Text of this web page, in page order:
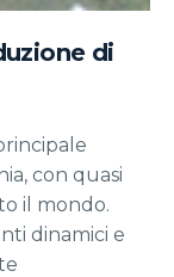
di
con quasi
il mondo.
dinamici e